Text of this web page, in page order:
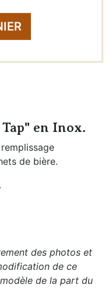
en Inox.
de bière.
.
des photos et
de ce
de la part du